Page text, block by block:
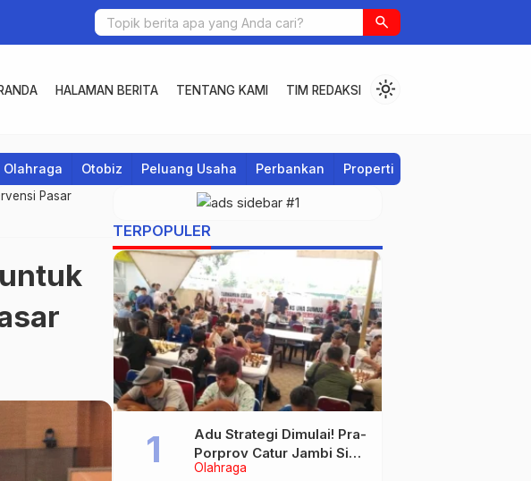
search
HALAMAN BERITA TENTANG KAMI TIM REDAKSI light_mode
Olahraga Otobiz Peluang Usaha Perbankan Properti
Pasar
TERPOPULER
Olahraga
Adu Strategi Dimulai! Pra-
Porprov Catur Jambi Siap
Digelar, Libatkan 72 Atlet